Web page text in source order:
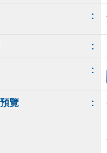
:
:
:
覽 :